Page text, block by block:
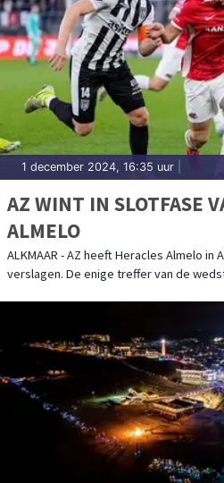
1 december 2024, 16:35 uur
AZ WINT IN SLOTFASE
ALMELO
ALKMAAR - AZ heeft Heracles Almelo in
verslagen. De enige treffer van de